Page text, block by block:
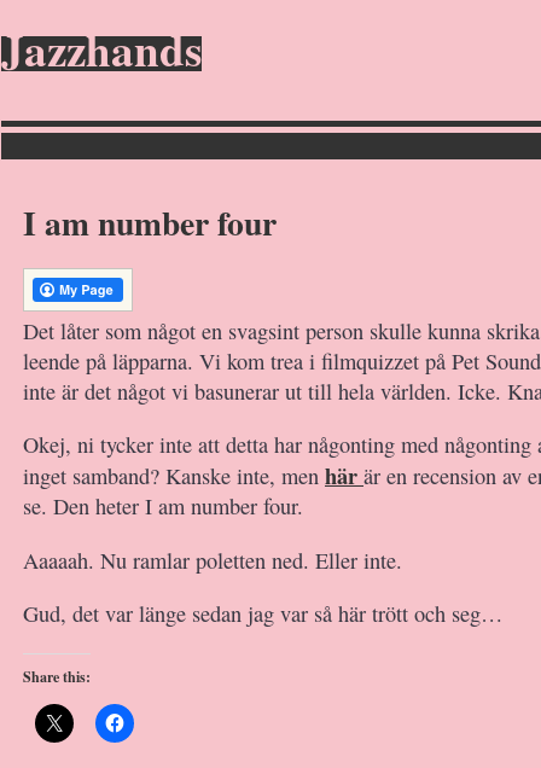
Jazzhands
I am number four
Det låter som något en svagsint person skulle kunna
leende på läpparna. Vi kom trea i filmquizzet på Pet
inte är det något vi basunerar ut till hela världen. Icke.
Okej, ni tycker inte att detta har någonting med någonting
inget samband? Kanske inte, men här är en recension av
se. Den heter I am number four.
Aaaaah. Nu ramlar poletten ned. Eller inte.
Gud, det var länge sedan jag var så här trött och seg…
Share this: